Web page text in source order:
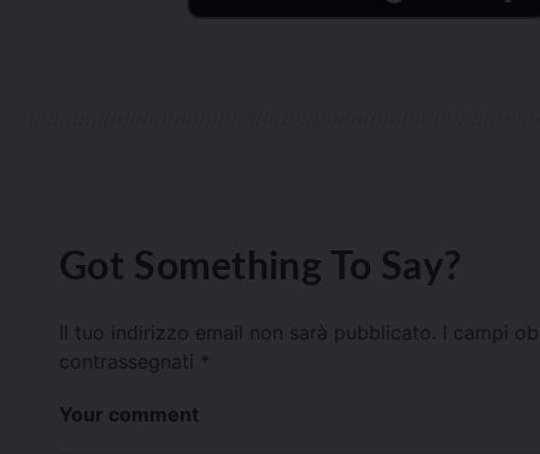
Got Something To Say?
Il tuo indirizzo email non sarà pubblicato.
I campi
contrassegnati *
Your comment